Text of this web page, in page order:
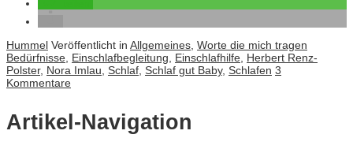
Hummel Veröffentlicht in Allgemeines Worte die mich tragen
Bedürfnisse Einschlafbegleitung Einschlafhilfe Herbert Renz-
Polster, Nora Imlau Schlaf Schlaf gut Baby, Schlafen 3
Kommentare
Artikel-Navigation